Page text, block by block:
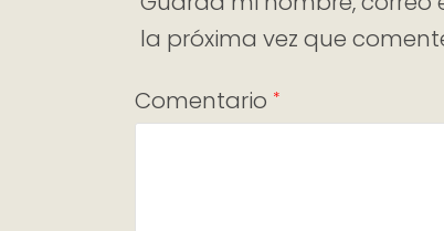
la próxima vez que
Comentario *